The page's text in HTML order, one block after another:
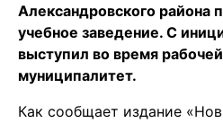
Александровского района
учебное заведение. С
выступил во время
муниципалитет.
Как сообщает издание